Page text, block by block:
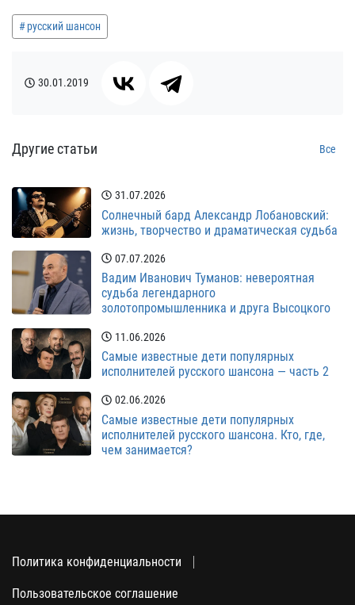
русский шансон
30.01.2019
Другие статьи Все
31.07.2026
Солнечный бард Александр Лобановский:
жизнь, творчество и драматическая судьба
07.07.2026
Вадим Иванович Туманов: невероятная
судьба легендарного
золотопромышленника и друга Высоцкого
11.06.2026
Самые известные дети популярных
исполнителей русского шансона — часть 2
02.06.2026
Самые известные дети популярных
исполнителей русского шансона. Кто, где,
чем занимается?
Политика конфиденциальности
Пользовательское соглашение